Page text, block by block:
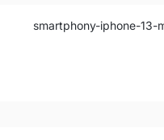
smartphony-iphone-13-